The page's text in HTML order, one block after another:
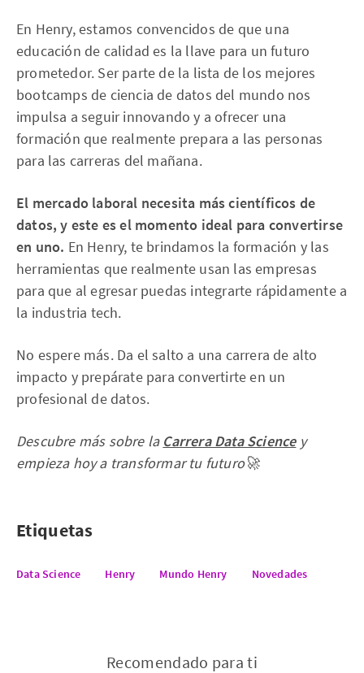
En Henry, estamos convencidos de que una
educación de calidad es la llave para un futuro
prometedor. Ser parte de la lista de los mejores
bootcamps de ciencia de datos del mundo nos
impulsa a seguir innovando y a ofrecer una
formación que realmente prepara a las personas
para las carreras del mañana.
El mercado laboral necesita más científicos de
datos, y este es el momento ideal para convertirse
en uno. En Henry, te brindamos la formación y las
herramientas que realmente usan las empresas
para que al egresar puedas integrarte rápidamente a
la industria tech.
No espere más. Da el salto a una carrera de alto
impacto y prepárate para convertirte en un
profesional de datos.
Descubre más sobre la Carrera Data Sciencey
empieza hoy a transformar tu futuro🚀
Etiquetas
Data Science Henry Mundo Henry Novedades
Recomendado para ti